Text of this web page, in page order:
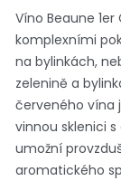
Víno Beaune
komplexními
na bylinkách,
zelenině a
červeného vína
vinnou sklenici
umožní
aromatického